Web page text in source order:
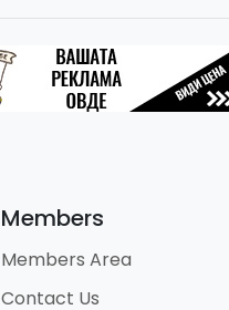
Members
Members Area
Contact Us